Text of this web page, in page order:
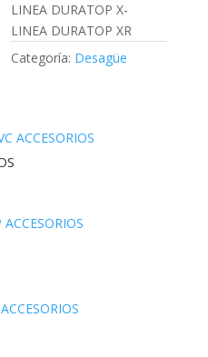
LINEA DURATOP X-
LINEA DURATOP XR
Categoría: Desagüe